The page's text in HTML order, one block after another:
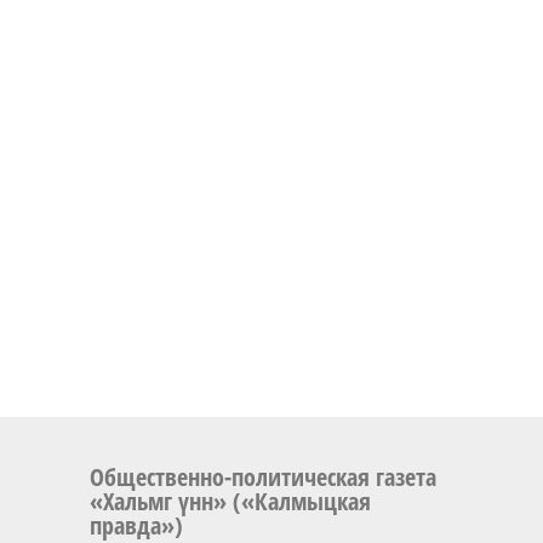
Общественно-политическая газета
«Хальмг үнн» («Калмыцкая
правда»)